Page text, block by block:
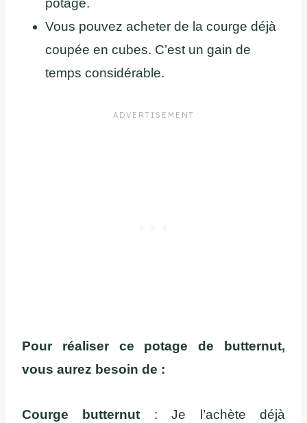
potage.
Vous pouvez acheter de la courge déjà
coupée en cubes. C’est un gain de
temps considérable.
Pour réaliser ce potage de butternut,
vous aurez besoin de :
Courge butternut : Je l’achète déjà